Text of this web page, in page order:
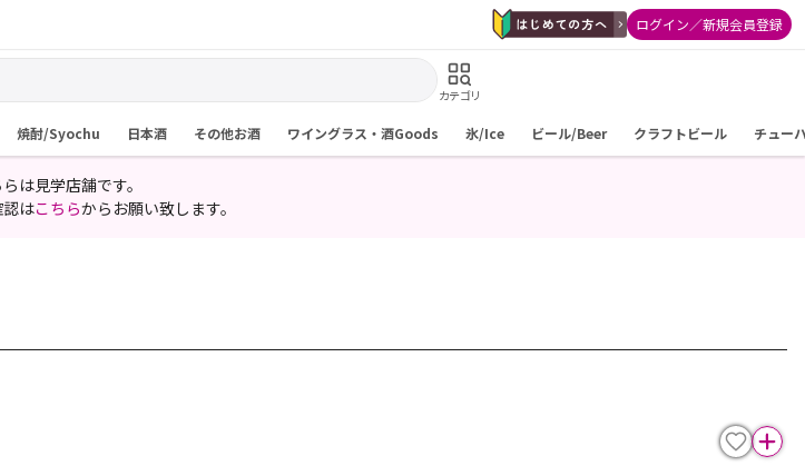
ログイン／新規会員登録
カテゴリ
焼酎/Syochu 日本酒 その他お酒 ワイングラス・酒Goods 氷/Ice ビール/Beer クラフトビール チュー
は見学店舗です。
はこちらからお願い致します。